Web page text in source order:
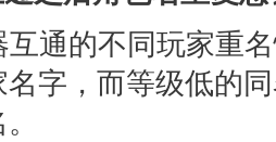
通的不同玩家重
字，而等级低的